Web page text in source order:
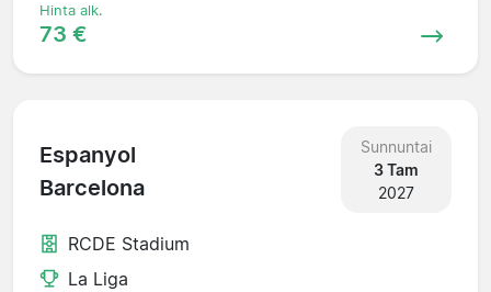
Hinta alk.
73 €
Espanyol
Barcelona
Sunnuntai
3 Tam
2027
RCDE Stadium
La Liga